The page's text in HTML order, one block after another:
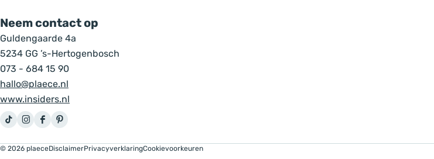
Neem contact op
Guldengaarde 4a
5234 GG ’s-Hertogenbosch
073 - 684 15 90
hallo@plaece.nl
www.insiders.nl
T
i
I
n
s
F
a
P
i
© 2026 plaeceDisclaimerPrivacyverklaringCookievoorkeuren